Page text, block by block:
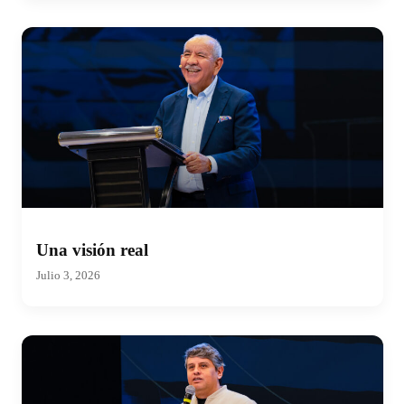
Una visión real
Julio 3, 2026